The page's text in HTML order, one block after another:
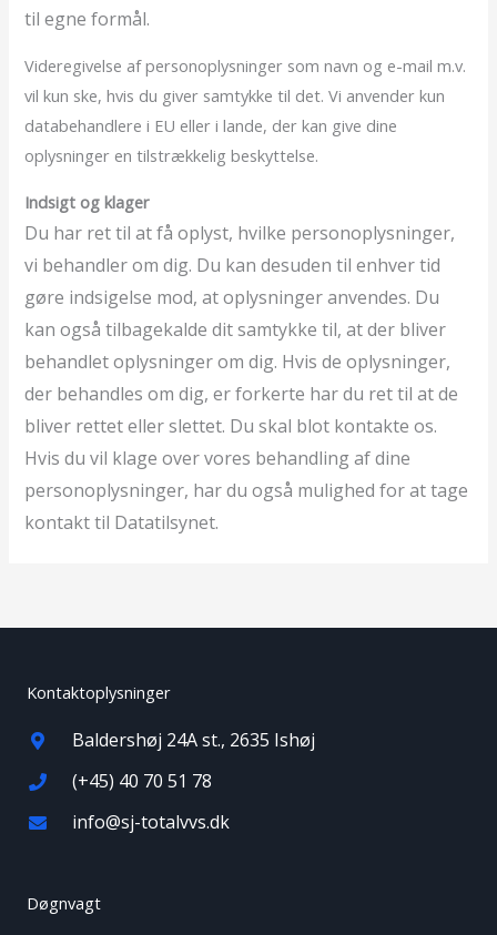
til egne formål.
Videregivelse af personoplysninger som navn og e-mail m.v.
vil kun ske, hvis du giver samtykke til det. Vi anvender kun
databehandlere i EU eller i lande, der kan give dine
oplysninger en tilstrækkelig beskyttelse.
Indsigt og klager
Du har ret til at få oplyst, hvilke personoplysninger,
vi behandler om dig. Du kan desuden til enhver tid
gøre indsigelse mod, at oplysninger anvendes. Du
kan også tilbagekalde dit samtykke til, at der bliver
behandlet oplysninger om dig. Hvis de oplysninger,
der behandles om dig, er forkerte har du ret til at de
bliver rettet eller slettet. Du skal blot kontakte os.
Hvis du vil klage over vores behandling af dine
personoplysninger, har du også mulighed for at tage
kontakt til Datatilsynet.
Døgnvagt
Kontaktoplysninger
Baldershøj 24A st., 2635 Ishøj
(+45) 40 70 51 78
info@sj-totalvvs.dk